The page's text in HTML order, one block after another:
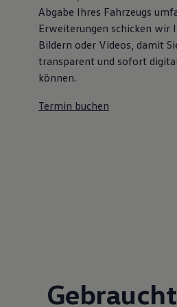
Magazin
Lifestyle
Transport
Familie
Elektromobilität
Pannen- und Unfallhilfe
Abgabe Ihres Fahrzeugs
Erweiterungen schicken wir
Bildern oder Videos, damit
transparent und sofort
können.
Termin buchen